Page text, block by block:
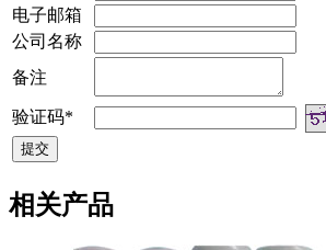
电子邮箱
公司名称
备注
验证码*
相关产品